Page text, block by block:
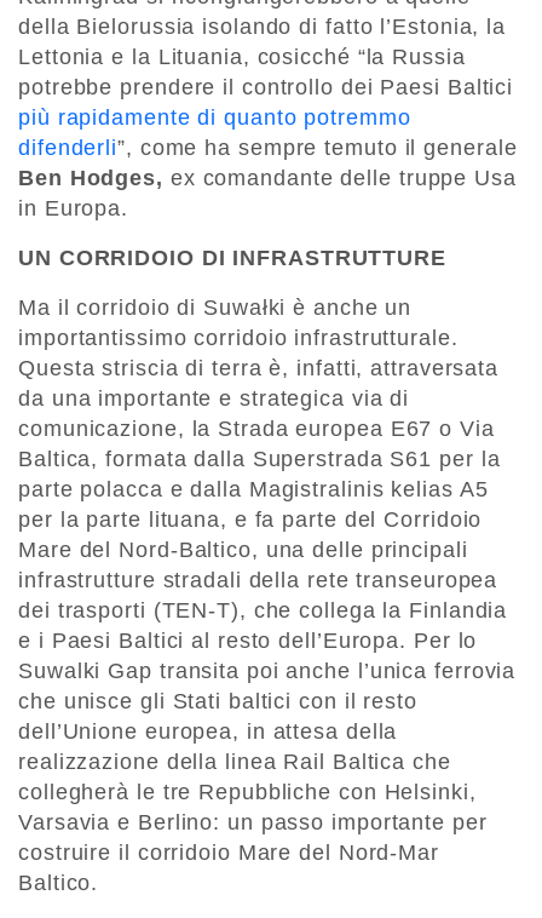
della Bielorussia isolando di fatto l’Estonia, la
Lettonia e la Lituania, cosicché “la Russia
potrebbe prendere il controllo dei Paesi Baltici
più rapidamente di quanto potremmo
difenderli”, come ha sempre temuto il generale
Ben Hodges, ex comandante delle truppe Usa
in Europa.
UN CORRIDOIO DI INFRASTRUTTURE
Ma il corridoio di Suwałki è anche un
importantissimo corridoio infrastrutturale.
Questa striscia di terra è, infatti, attraversata
da una importante e strategica via di
comunicazione, la Strada europea E67 o Via
Baltica, formata dalla Superstrada S61 per la
parte polacca e dalla Magistralinis kelias A5
per la parte lituana, e fa parte del Corridoio
Mare del Nord-Baltico, una delle principali
infrastrutture stradali della rete transeuropea
dei trasporti (TEN-T), che collega la Finlandia
e i Paesi Baltici al resto dell’Europa. Per lo
Suwalki Gap transita poi anche l’unica ferrovia
che unisce gli Stati baltici con il resto
dell’Unione europea, in attesa della
realizzazione della linea Rail Baltica che
collegherà le tre Repubbliche con Helsinki,
Varsavia e Berlino: un passo importante per
costruire il corridoio Mare del Nord-Mar
Baltico.